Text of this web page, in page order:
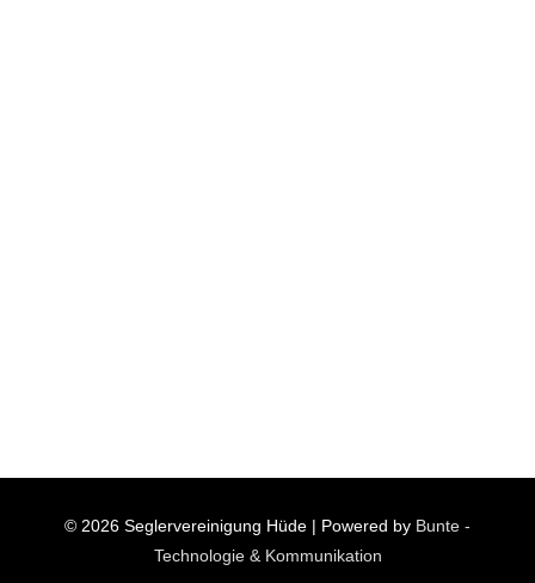
© 2026 Seglervereinigung Hüde | Powered by Bunte -
Technologie & Kommunikation